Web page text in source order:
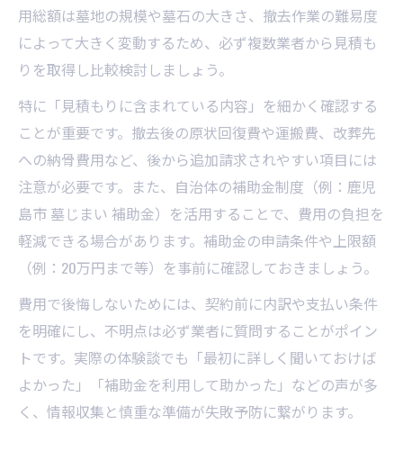
用総額は墓地の規模や墓石の大きさ、撤去作業の難易度
によって大きく変動するため、必ず複数業者から見積も
りを取得し比較検討しましょう。
特に「見積もりに含まれている内容」を細かく確認する
ことが重要です。撤去後の原状回復費や運搬費、改葬先
への納骨費用など、後から追加請求されやすい項目には
注意が必要です。また、自治体の補助金制度（例：鹿児
島市 墓じまい 補助金）を活用することで、費用の負担を
軽減できる場合があります。補助金の申請条件や上限額
（例：20万円まで等）を事前に確認しておきましょう。
費用で後悔しないためには、契約前に内訳や支払い条件
を明確にし、不明点は必ず業者に質問することがポイン
トです。実際の体験談でも「最初に詳しく聞いておけば
よかった」「補助金を利用して助かった」などの声が多
く、情報収集と慎重な準備が失敗予防に繋がります。